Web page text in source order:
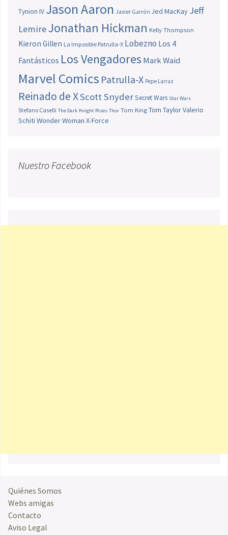
Tynion IV Jason Aaron Javier Garrón Jed MacKay Jeff
LemireJonathan Hickman Kelly Thompson
Kieron Gillen La Imposible Patrulla-X Lobezno Los 4
Fantásticos Los Vengadores Mark Waid
Marvel Comics Patrulla-X Pepe Larraz
Reinado de XScott SnyderSecret Wars Star Wars
Stefano Caselli The Dark Knight Rises Thor Tom King Tom TaylorValerio
Schiti Wonder Woman X-Force
Nuestro Facebook
Quiénes Somos
Webs amigas
Contacto
Aviso Legal